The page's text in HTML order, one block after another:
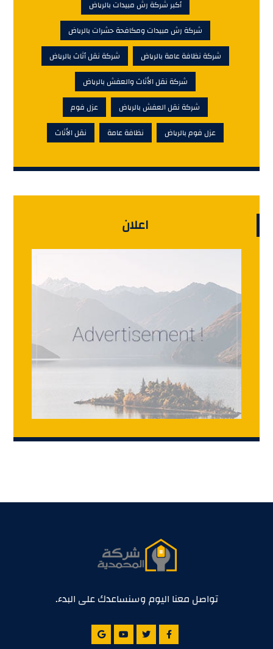
أكبر شركة رش مبيدات بالرياض
شركة رش مبيدات ومكافحة حشرات بالرياض
شركة نظافة عامة بالرياض
شركة نقل أثاث بالرياض
شركة نقل الأثاث والعفش بالرياض
شركة نقل العفش بالرياض
عزل فوم
عزل فوم بالرياض
نظافة عامة نقل الأثاث
اعلان
تواصل معنا اليوم وسنساعدك على البدء.